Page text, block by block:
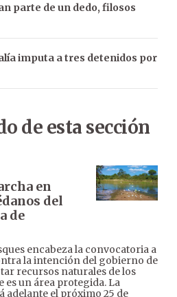
parte de un dedo, filosos
imputa a tres detenidos por
de esta sección
en
del
de
encabeza la convocatoria a
la intención del gobierno de
recursos naturales de los
es un área protegida. La
adelante el próximo 25 de